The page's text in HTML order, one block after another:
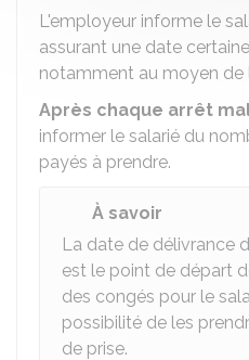
L'employeur informe le
assurant une date
notamment au moyen de
Après chaque arrêt
informer le salarié du
payés à prendre.
À savoir
La date de délivrance
est le point de départ
des congés pour le
possibilité de les
de prise.